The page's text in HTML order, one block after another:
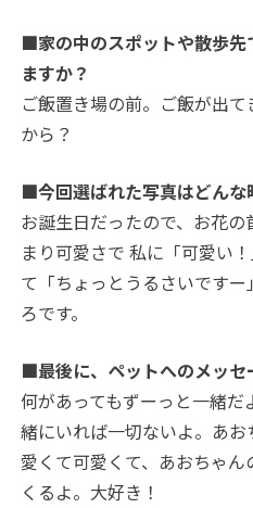
■家の中のスポットや散歩先
ますか？
ご飯置き場の前。ご飯が出
から？
■今回選ばれた写真はどんな
お誕生日だったので、お花
まり可愛さで 私に「可愛い
て「ちょっとうるさいです
ろです。
■最後に、ペットへのメッセ
何があってもずーっと一緒
緒にいれば一切ないよ。あ
愛くて可愛くて、あおちゃ
くるよ。大好き！